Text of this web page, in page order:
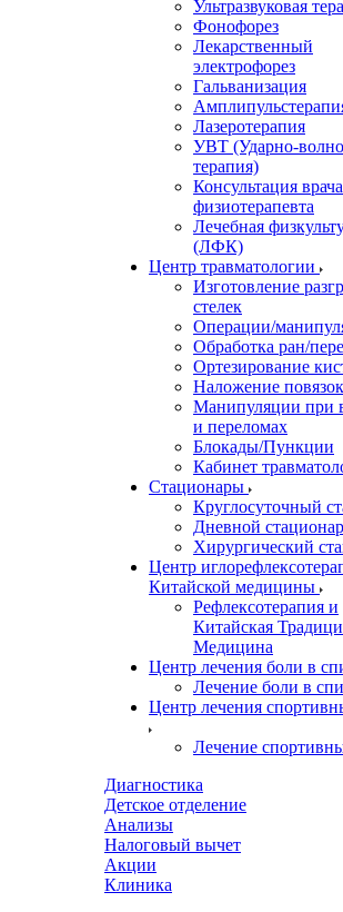
Ультразвуковая
Фонофорез
Лекарственный
электрофорез
Гальванизация
Лазеротерапия
УВТ (Ударно-
терапия)
Консультация
физиотерапевта
Лечебная
(ЛФК)
Центр травматологии
Изготовление
стелек
Операции/
Обработка ран/
Ортезирование
Наложение повязок
Манипуляции при
и переломах
Блокады/Пункции
Кабинет
Стационары
Круглосуточный
Дневной стационар
Хирургический
Центр
Китайской медицины
Рефлексотерапия и
Китайская
Медицина
Центр лечения боли в
Лечение боли в
Центр лечения
Лечение
Диагностика
Детское отделение
Анализы
Налоговый вычет
Акции
Клиника